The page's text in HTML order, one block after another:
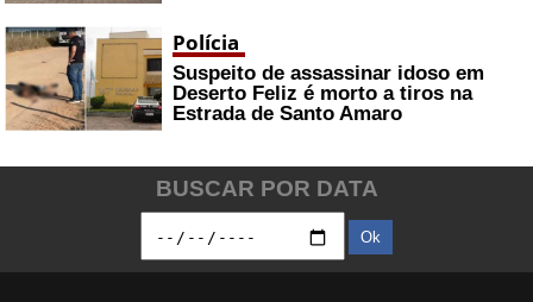
Polícia
Suspeito de assassinar idoso em
Deserto Feliz é morto a tiros na
Estrada de Santo Amaro
BUSCAR POR DATA
Ok